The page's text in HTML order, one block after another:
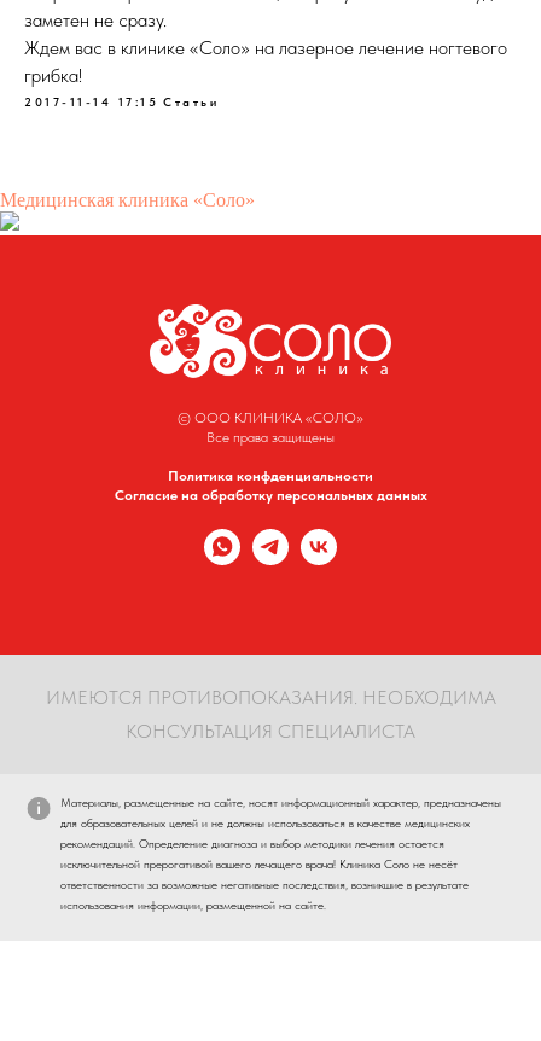
заметен не сразу.
Ждем вас в клинике «Соло» на лазерное лечение ногтевого
грибка!
2017-11-14 17:15 Статьи
Медицинская клиника «Соло»
© ООО КЛИНИКА «СОЛО»
Все права защищены
Политика конфденциальности
Согласие на обработку персональных данных
ИМЕЮТСЯ ПРОТИВОПОКАЗАНИЯ. НЕОБХОДИМА
КОНСУЛЬТАЦИЯ СПЕЦИАЛИСТА
Материалы, размещенные на сайте, носят информационный характер, предназначены
для образовательных целей и не должны использоваться в качестве медицинских
рекомендаций. Определение диагноза и выбор методики лечения остается
исключительной прерогативой вашего лечащего врача! Клиника Соло не несёт
ответственности за возможные негативные последствия, возникшие в результате
использования информации, размещенной на сайте.